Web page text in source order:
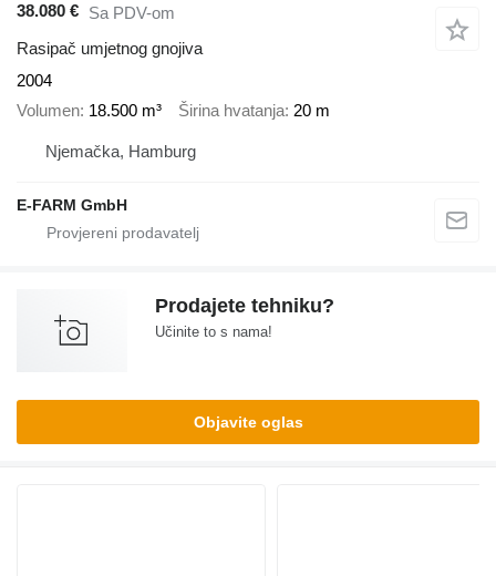
38.080 € Sa PDV-om
Rasipač umjetnog gnojiva
2004
Volumen 18.500 m³ Širina hvatanja 20 m
Njemačka, Hamburg
E-FARM GmbH
Prodajete tehniku?
Učinite to s nama!
Objavite oglas